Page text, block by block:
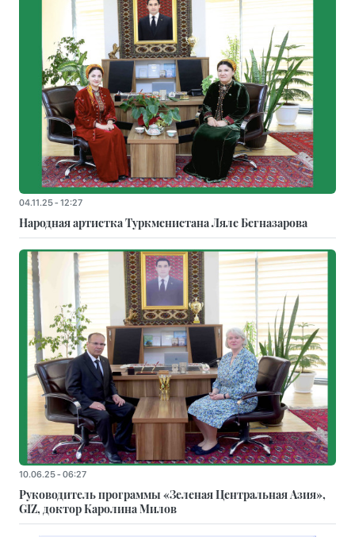
04.11.25 - 12:27
Народная артистка Туркменистана Ляле Бегназарова
10.06.25 - 06:27
Руководитель программы «Зеленая Центральная Азия»,
GIZ, доктор Каролина Милов